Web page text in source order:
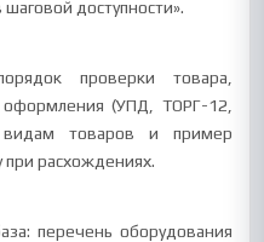
доступности».
проверки товара,
оформления (УПД, ТОРГ-12,
товаров и пример
при расхождениях.
перечень оборудования